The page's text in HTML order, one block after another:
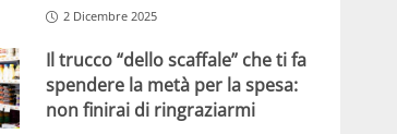
2 Dicembre 2025
Il trucco “dello scaffale” che ti fa
spendere la metà per la spesa:
non finirai di ringraziarmi